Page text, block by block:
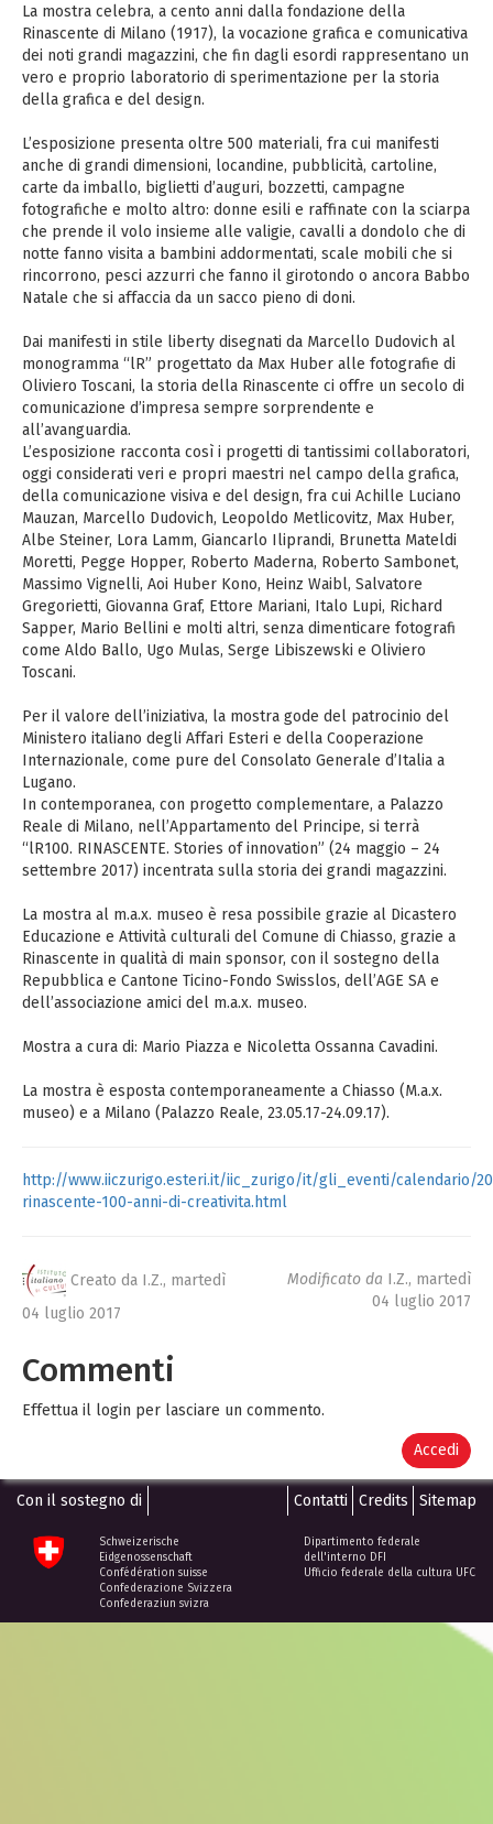
La mostra celebra, a cento anni dalla fondazione della
Rinascente di Milano (1917), la vocazione grafica e comunicativa
dei noti grandi magazzini, che fin dagli esordi rappresentano un
vero e proprio laboratorio di sperimentazione per la storia
della grafica e del design.
L’esposizione presenta oltre 500 materiali, fra cui manifesti
anche di grandi dimensioni, locandine, pubblicità, cartoline,
carte da imballo, biglietti d’auguri, bozzetti, campagne
fotografiche e molto altro: donne esili e raffinate con la sciarpa
che prende il volo insieme alle valigie, cavalli a dondolo che di
notte fanno visita a bambini addormentati, scale mobili che si
rincorrono, pesci azzurri che fanno il girotondo o ancora Babbo
Natale che si affaccia da un sacco pieno di doni.
Dai manifesti in stile liberty disegnati da Marcello Dudovich al
monogramma “lR” progettato da Max Huber alle fotografie di
Oliviero Toscani, la storia della Rinascente ci offre un secolo di
comunicazione d’impresa sempre sorprendente e
all’avanguardia.
L’esposizione racconta così i progetti di tantissimi collaboratori,
oggi considerati veri e propri maestri nel campo della grafica,
della comunicazione visiva e del design, fra cui Achille Luciano
Mauzan, Marcello Dudovich, Leopoldo Metlicovitz, Max Huber,
Albe Steiner, Lora Lamm, Giancarlo Iliprandi, Brunetta Mateldi
Moretti, Pegge Hopper, Roberto Maderna, Roberto Sambonet,
Massimo Vignelli, Aoi Huber Kono, Heinz Waibl, Salvatore
Gregorietti, Giovanna Graf, Ettore Mariani, Italo Lupi, Richard
Sapper, Mario Bellini e molti altri, senza dimenticare fotografi
come Aldo Ballo, Ugo Mulas, Serge Libiszewski e Oliviero
Toscani.
Per il valore dell’iniziativa, la mostra gode del patrocinio del
Ministero italiano degli Affari Esteri e della Cooperazione
Internazionale, come pure del Consolato Generale d’Italia a
Lugano.
In contemporanea, con progetto complementare, a Palazzo
Reale di Milano, nell’Appartamento del Principe, si terrà
“lR100. RINASCENTE. Stories of innovation” (24 maggio – 24
settembre 2017) incentrata sulla storia dei grandi magazzini.
La mostra al m.a.x. museo è resa possibile grazie al Dicastero
Educazione e Attività culturali del Comune di Chiasso, grazie a
Rinascente in qualità di main sponsor, con il sostegno della
Repubblica e Cantone Ticino-Fondo Swisslos, dell’AGE SA e
dell’associazione amici del m.a.x. museo.
Mostra a cura di: Mario Piazza e Nicoletta Ossanna Cavadini.
La mostra è esposta contemporaneamente a Chiasso (M.a.x.
museo) e a Milano (Palazzo Reale, 23.05.17-24.09.17).
http://www.iiczurigo.esteri.it/iic_zurigo/it/gli_eventi/calendario/
rinascente-100-anni-di-creativita.html
Creato da I.Z., martedì
04 luglio 2017
Modificato da I.Z., martedì
04 luglio 2017
Commenti
Effettua il login per lasciare un commento.
Accedi
Con il sostegno di Contatti Credits Sitemap
Schweizerische
Eidgenossenschaft
Confédération suisse
Confederazione Svizzera
Confederaziun svizra
Dipartimento federale
dell'interno DFI
Ufficio federale della cultura UFC